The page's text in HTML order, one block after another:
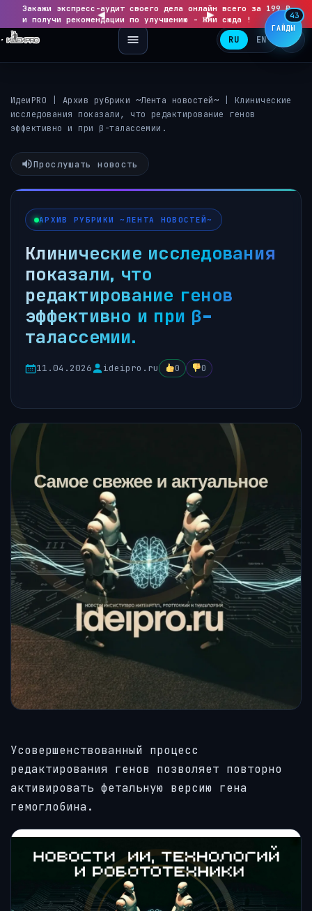
◀
Закажи экспресс-аудит своего дела онлайн всего за 199 ₽
и получи рекомендации по улучшению - Жми сюда !
▶
RU EN
ИдеиPRO Архив рубрики ~Лента новостей~
Клинические
исследования показали, что редактирование генов
эффективно и при β-талассемии.
Прослушать новость
АРХИВ РУБРИКИ ~ЛЕНТА НОВОСТЕЙ~
Клинические исследования
показали, что
редактирование генов
эффективно и при β-
талассемии.
11.04.2026 ideipro.ru 0 0
Усовершенствованный процесс
редактирования генов позволяет повторно
активировать фетальную версию гена
гемоглобина.
ГАЙДЫ
43